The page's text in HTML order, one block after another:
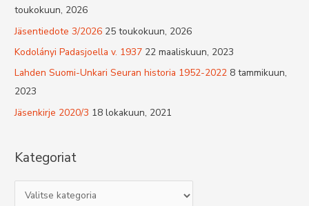
toukokuun, 2026
Jäsentiedote 3/2026 25 toukokuun, 2026
Kodolányi Padasjoella v. 1937 22 maaliskuun, 2023
Lahden Suomi-Unkari Seuran historia 1952-2022 8 tammikuun,
2023
Jäsenkirje 2020/3 18 lokakuun, 2021
Kategoriat